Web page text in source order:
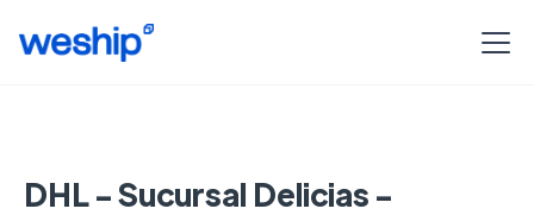
DHL - Sucursal Delicias -